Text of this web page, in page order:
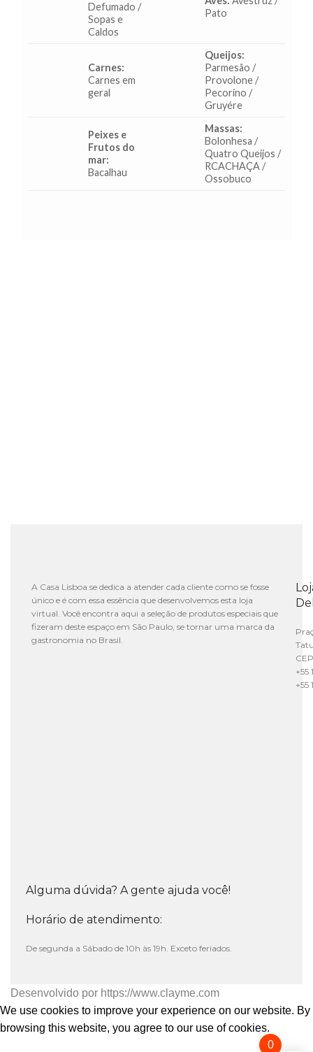
Defumado /
Sopas e
Caldos
Pato
Carnes:
Carnes em
geral
Queijos:
Parmesão /
Provolone /
Pecorino /
Gruyére
Peixes e
Frutos do
mar:
Bacalhau
Massas:
Bolonhesa /
Quatro Queijos /
RCACHAÇA /
Ossobuco
A Casa Lisboa se dedica a atender cada cliente como se fosse
único e é com essa essência que desenvolvemos esta loja
virtual. Você encontra aqui a seleção de produtos especiais que
fizeram deste espaço em São Paulo, se tornar uma marca da
gastronomia no Brasil.
+55
+55
Alguma dúvida? A gente ajuda você!
Horário de atendimento:
De segunda a Sábado de 10h às 19h. Exceto feriados.
Desenvolvido por https://www.clayme.com
We use cookies to improve your experience on our website. By
browsing this website, you agree to our use of cookies.
0